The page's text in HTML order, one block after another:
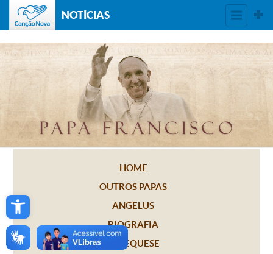
Open toolbar
NOTÍCIAS
HOME
OUTROS PAPAS
ANGELUS
BIOGRAFIA
CATEQUESE